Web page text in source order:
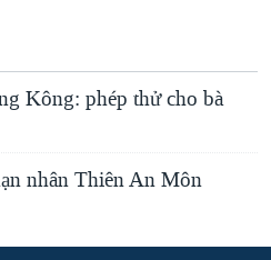
Kông: phép thử cho bà
nhân Thiên An Môn